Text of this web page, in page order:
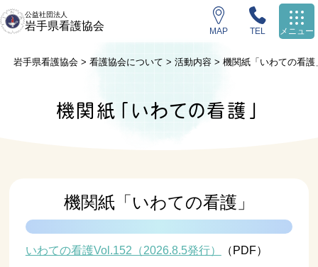
公益社団法人
岩手県看護協会 MAP TEL メニュー
岩手県看護協会 >看護協会について >活動内容 >機関紙「いわての看護
機関紙「いわての看護」
機関紙「いわての看護」
いわての看護Vol.152（2026.8.5発行） （PDF）